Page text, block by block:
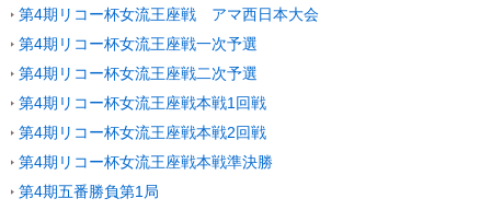
第4期リコー杯女流王座戦 アマ西日本大会
第4期リコー杯女流王座戦一次予選
第4期リコー杯女流王座戦二次予選
第4期リコー杯女流王座戦本戦1回戦
第4期リコー杯女流王座戦本戦2回戦
第4期リコー杯女流王座戦本戦準決勝
第4期五番勝負第1局